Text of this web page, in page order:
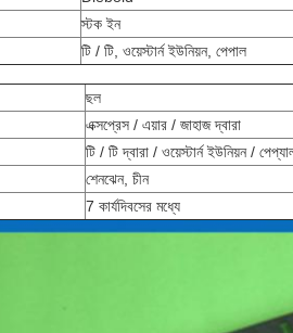
স্টক ইন
টি / টি, ওয়েস্টার্ন ইউনিয়ন, পেপাল
ছল
এক্সপ্রেস / এয়ার / জাহাজ দ্বারা
টি / টি দ্বারা / ওয়েস্টার্ন ইউনিয়ন /
শেনঝেন, চীন
7 কার্যদিবসের মধ্যে